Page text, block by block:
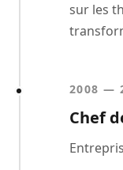
sur les
2008 —
Chef